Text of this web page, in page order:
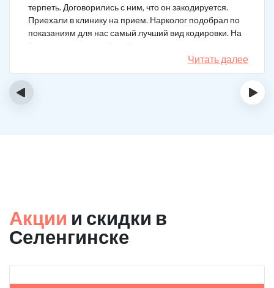
терпеть. Договорились с ним, что он закодируется.
Приехали в клинику на прием. Нарколог подобрал по
показаниям для нас самый лучший вид кодировки. На
3 года поставили рубеж. Вот уже как два года мужа к
Читать далее
‹ ›
Акции и скидки в
Селенгинске